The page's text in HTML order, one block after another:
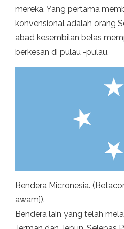
mereka. Yang pertama
konvensional adalah orang
abad kesembilan belas
berkesan di pulau -pulau.
Bendera Micronesia.
awam]).
Bendera lain yang telah